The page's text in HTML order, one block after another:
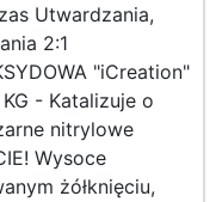
Utwardzania,
2:1
"iCreation"
KG - Katalizuje o
nitrylowe
Wysoce
żółknięciu,